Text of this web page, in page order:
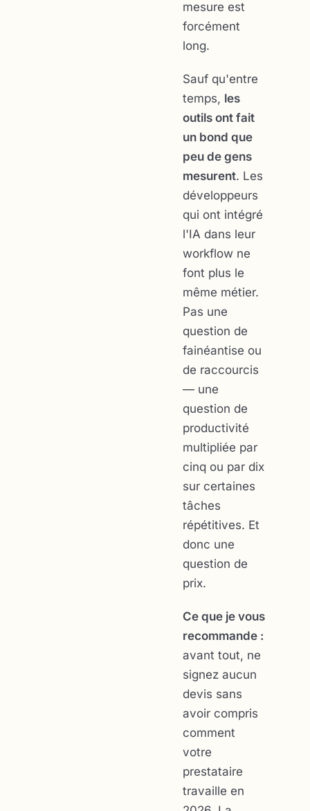
mesure est
forcément
long.
Sauf qu'entre
temps, les
outils ont fait
un bond que
peu de gens
mesurent. Les
développeurs
qui ont intégré
l'IA dans leur
workflow ne
font plus le
même métier.
Pas une
question de
fainéantise ou
de raccourcis
— une
question de
productivité
multipliée par
cinq ou par dix
sur certaines
tâches
répétitives. Et
donc une
question de
prix.
Ce que je vous
recommande :
avant tout, ne
signez aucun
devis sans
avoir compris
comment
votre
prestataire
travaille en